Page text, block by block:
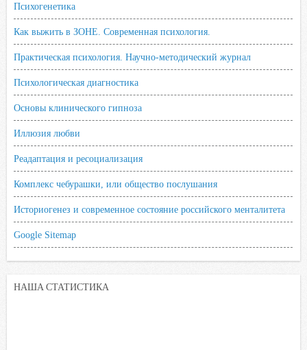
Психогенетика
Как выжить в ЗОНЕ. Современная психология.
Практическая психология. Научно-методический журнал
Психологическая диагностика
Основы клинического гипноза
Иллюзия любви
Реадаптация и ресоциализация
Комплекс чебурашки, или общество послушания
Историогенез и современное состояние российского менталитета
Google Sitemap
НАША СТАТИСТИКА